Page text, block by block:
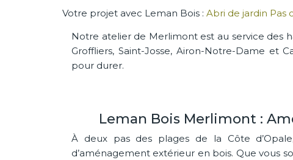
Votre projet avec Leman Bois : Abri de jardin Pas
Notre atelier de Merlimont est au service des
Groffliers, Saint-Josse, Airon-Notre-Dame et
pour durer.
Leman Bois Merlimont :
À deux pas des plages de la Côte
d’aménagement extérieur en bois. Que vous